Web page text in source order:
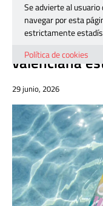
que conquista la costa
Vinevent, la
Utiel-
valenciana
29 junio, 2026
Se advierte al
navegar por esta
estrictamente
Política de cookies